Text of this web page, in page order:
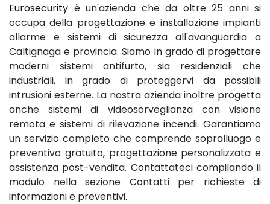
Eurosecurity è un'azienda che da oltre 25 anni si
occupa della progettazione e installazione impianti
allarme e sistemi di sicurezza all'avanguardia a
Caltignaga e provincia. Siamo in grado di progettare
moderni sistemi antifurto, sia residenziali che
industriali, in grado di proteggervi da possibili
intrusioni esterne. La nostra azienda inoltre progetta
anche sistemi di videosorveglianza con visione
remota e sistemi di rilevazione incendi. Garantiamo
un servizio completo che comprende sopralluogo e
preventivo gratuito, progettazione personalizzata e
assistenza post-vendita. Contattateci compilando il
modulo nella sezione Contatti per richieste di
informazioni e preventivi.